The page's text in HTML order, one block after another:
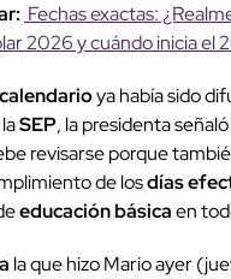
Fechas exactas:
2026 y cuándo inicia el
ya había sido
SEP, la presidenta
revisarse porque
de losdías
educación básicaen
la que hizo Mario ayer